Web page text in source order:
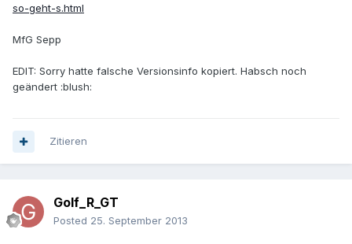
so-geht-s.html
MfG Sepp
EDIT: Sorry hatte falsche Versionsinfo kopiert. Habsch noch
geändert :blush:
Zitieren
Golf_R_GT
Posted 25. September 2013